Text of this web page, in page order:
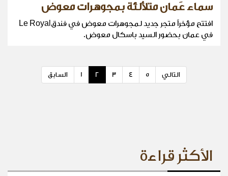
سماء عَمان متلألئة بمجوهرات معوض
افتتح مؤخراً متجر جديد لمجوهرات معوض في فندقLe Royal
في عمان بحضور السيد باسكال معوض.
السابق 1 2 3 4 5 التالي
الأكثر قراءة